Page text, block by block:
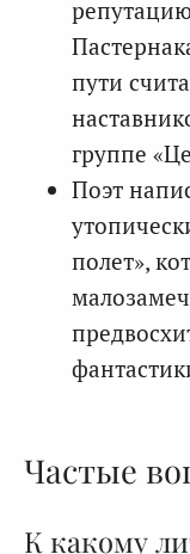
пути
группе
Поэт
полет»,
Частые
К какому